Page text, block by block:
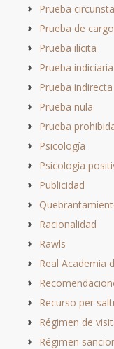
Prueba
Prueba de cargo
Prueba ilícita
Prueba indiciaria
Prueba indirecta
Prueba nula
Prueba
Psicología
Psicología
Publicidad
Racionalidad
Rawls
Real Academia
Recurso per
Régimen de
Régimen